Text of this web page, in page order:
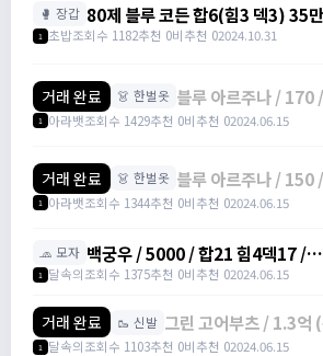
🥊 장갑 80제 블루 코든 합6(힘3 덱3) 35
개 보유 중) / 35만 / 디스코드 :
1 초밥조회수 1182추천 0비추천 02024.10.31
거래 완료 👗 한벌옷 블루 아르주나 / 170
힘 4, 덱 8 / 오픈카톡
1 아라뱃조회수 1429추천 0비추천 02024.06.15
거래 완료 👗 한벌옷 블루 아르주나 / 150
덱 7, 힘 5 / 오픈카톡
1 아라뱃조회수 1344추천 0비추천 02024.06.15
🧢 모자 백궁우 / 5000 / 합21 힘4덱17 /
https://open.kakao.com/o/
1 달속의조회수 1375추천 0비추천 02024.06.15
거래 완료 🥾 신발 그린 고어부츠 / 1.3억 (옥션올려놈) / 합17
(힘3덱14) 점프력15 3
1 달속의조회수 1103추천 0비추천 02024.06.15